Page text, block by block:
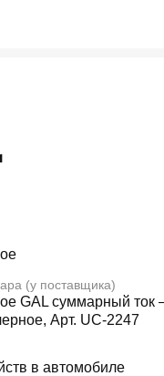
(у поставщика)
GAL суммарный ток
Арт. UC-2247
в автомобиле